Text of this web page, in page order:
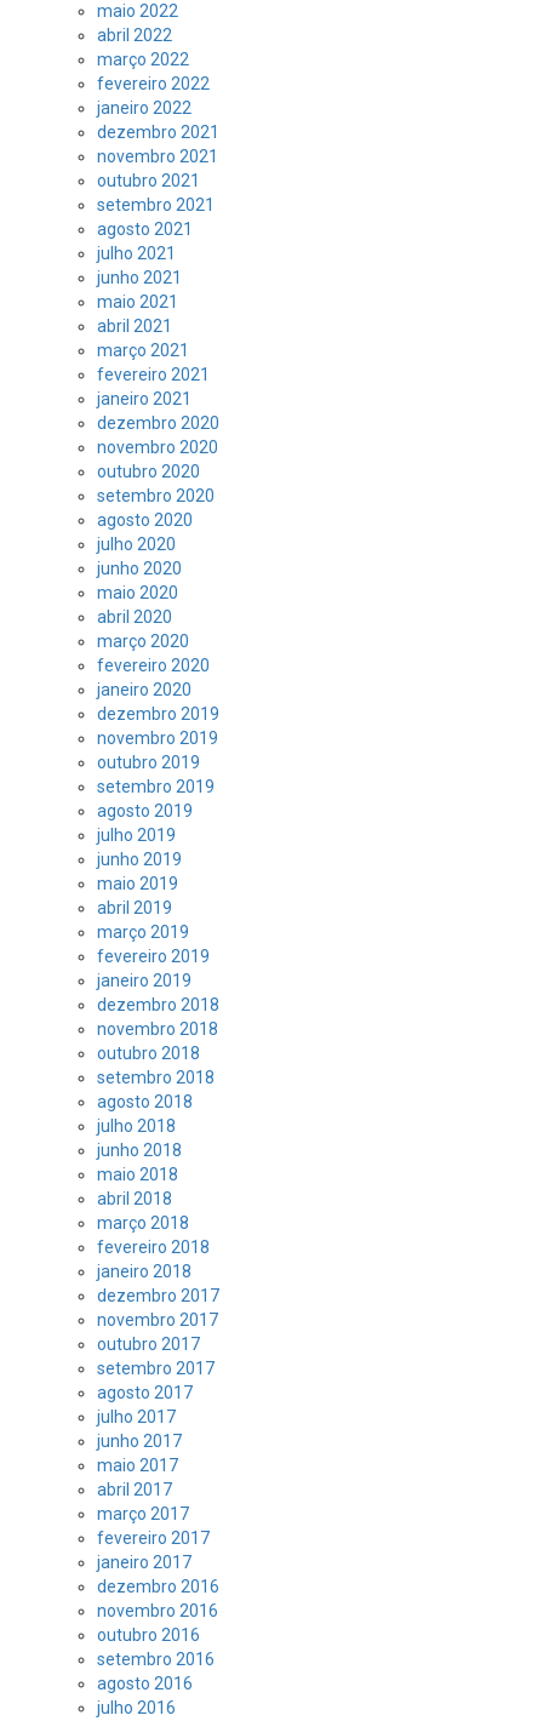
maio 2022
abril 2022
março 2022
fevereiro 2022
janeiro 2022
dezembro 2021
novembro 2021
outubro 2021
setembro 2021
agosto 2021
julho 2021
junho 2021
maio 2021
abril 2021
março 2021
fevereiro 2021
janeiro 2021
dezembro 2020
novembro 2020
outubro 2020
setembro 2020
agosto 2020
julho 2020
junho 2020
maio 2020
abril 2020
março 2020
fevereiro 2020
janeiro 2020
dezembro 2019
novembro 2019
outubro 2019
setembro 2019
agosto 2019
julho 2019
junho 2019
maio 2019
abril 2019
março 2019
fevereiro 2019
janeiro 2019
dezembro 2018
novembro 2018
outubro 2018
setembro 2018
agosto 2018
julho 2018
junho 2018
maio 2018
abril 2018
março 2018
fevereiro 2018
janeiro 2018
dezembro 2017
novembro 2017
outubro 2017
setembro 2017
agosto 2017
julho 2017
junho 2017
maio 2017
abril 2017
março 2017
fevereiro 2017
janeiro 2017
dezembro 2016
novembro 2016
outubro 2016
setembro 2016
agosto 2016
julho 2016